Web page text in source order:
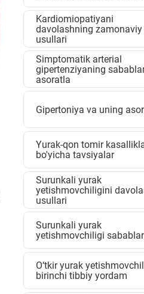
Kardiomiopatiyani
davolashning zamonaviy
usullari
Simptomatik arterial
gipertenziyaning
asoratla
Gipertoniya va uning
Yurak-qon tomir
bo'yicha tavsiyalar
Surunkali yurak
yetishmovchiligini
usullari
Surunkali yurak
yetishmovchiligi
O‘tkir yurak
birinchi tibbiy yordam